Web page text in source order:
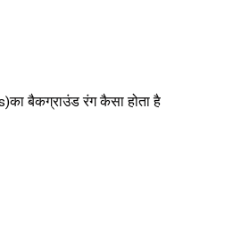
बैकग्राउंड रंग कैसा होता है